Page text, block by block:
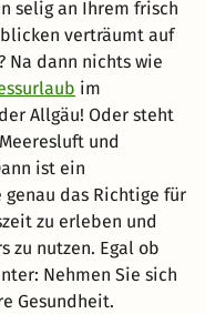
selig an Ihrem frisch
verträumt auf
Na dann nichts wie
im
Allgäu! Oder steht
und
ist ein
das Richtige für
zu erleben und
zu nutzen. Egal ob
Nehmen Sie sich
Gesundheit.